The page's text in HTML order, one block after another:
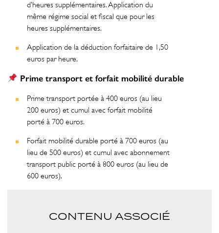
d’heures supplémentaires. Application du
même régime social et fiscal que pour les
heures supplémentaires.
Application de la déduction forfaitaire de 1,50
euros par heure.
Prime transport et forfait mobilité durable
Prime transport portée à 400 euros (au lieu
200 euros) et cumul avec forfait mobilité
porté à 700 euros.
Forfait mobilité durable porté à 700 euros (au
lieu de 500 euros) et cumul avec abonnement
transport public porté à 800 euros (au lieu de
600 euros).
CONTENU ASSOCIÉ